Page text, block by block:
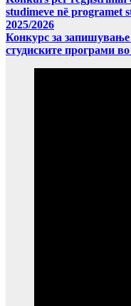
studimeve në programet
2025/2026
Конкурс за запишување
студиските програми